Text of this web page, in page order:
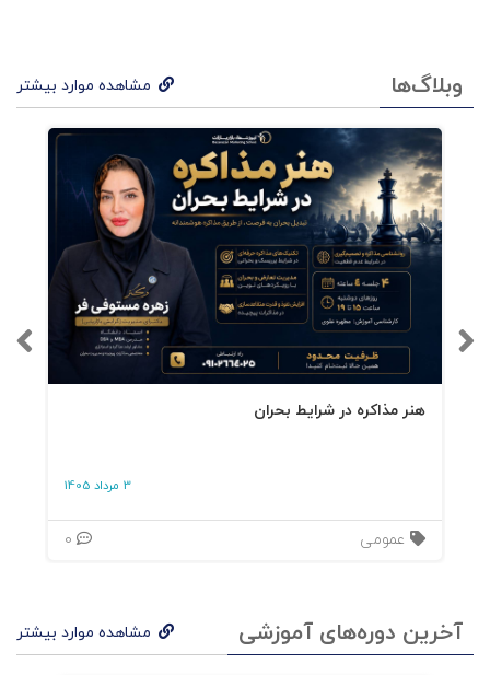
وبلاگ‌ها مشاهده موارد بیشتر
هنر مذاکره در شرایط بحران
3 مرداد 1405
عمومی
آخرین دوره‌های آموزشی مشاهده موارد بیشتر